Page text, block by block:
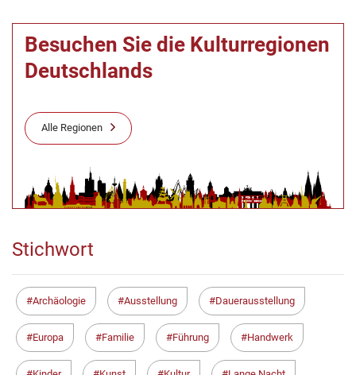
Besuchen Sie die Kulturregionen
Deutschlands
Alle Regionen
Stichwort
Archäologie Ausstellung Dauerausstellung
Europa Familie Führung Handwerk